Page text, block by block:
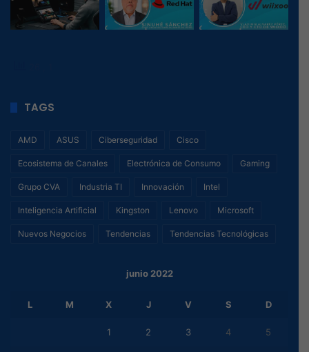
TAGS
AMD ASUS Ciberseguridad Cisco
Ecosistema de Canales Electrónica de Consumo Gaming
Grupo CVA Industria TI Innovación Intel
Inteligencia Artificial Kingston Lenovo Microsoft
Nuevos Negocios Tendencias Tendencias Tecnológicas
junio 2022
L M X J V S D
1 2 3 4 5